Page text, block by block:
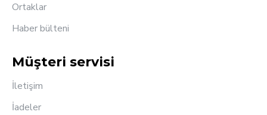
Ortaklar
Haber bülteni
Müşteri servisi
İletişim
İadeler